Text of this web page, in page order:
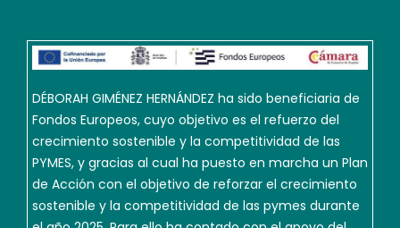
DÉBORAH GIMÉNEZ HERNÁNDEZ ha sido beneficiaria de
Fondos Europeos, cuyo objetivo es el refuerzo del
crecimiento sostenible y la competitividad de las
PYMES, y gracias al cual ha puesto en marcha un Plan
de Acción con el objetivo de reforzar el crecimiento
sostenible y la competitividad de las pymes durante